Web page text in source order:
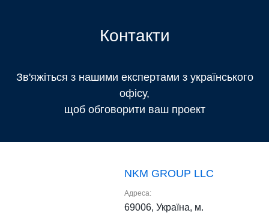
Контакти
Зв'яжіться з нашими експертами з українського
офісу,
щоб обговорити ваш проект
NKM GROUP LLC
Адреса:
69006, Україна, м.